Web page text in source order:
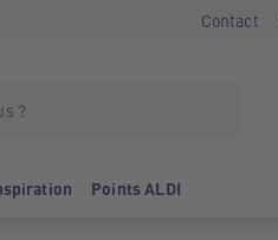
Contact
Points ALDI